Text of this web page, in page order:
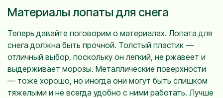
Материалы лопаты для снега
Теперь давайте поговорим о материалах. Лопата для
снега должна быть прочной. Толстый пластик —
отличный выбор, поскольку он легкий, не ржавеет и
выдерживает морозы. Металлические поверхности
— тоже хорошо, но иногда они могут быть слишком
тяжелыми и не всегда удобно с ними работать. Лучше